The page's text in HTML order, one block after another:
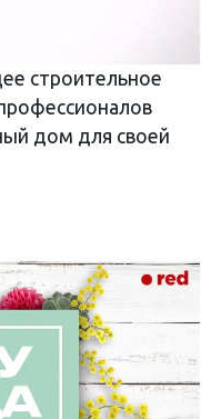
строительное
дом для своей